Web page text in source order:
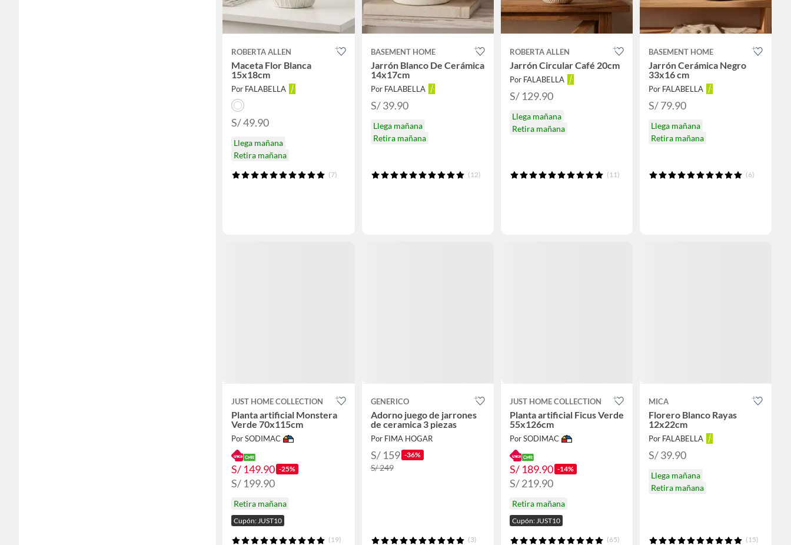
ROBERTA ALLEN
Maceta Flor Blanca
15x18cm
Por FALABELLA
S/ 49.90
Llega mañana
Retira mañana
(7)
BASEMENT HOME
Jarrón Blanco De Cerámica
14x17cm
Por FALABELLA
S/ 39.90
Llega mañana
Retira mañana
(12)
ROBERTA ALLEN
Jarrón Circular Café 20cm
Por FALABELLA
S/ 129.90
Llega mañana
Retira mañana
(11)
BASEMENT HOME
Jarrón Cerámica Negro
33x16 cm
Por FALABELLA
S/ 79.90
Llega mañana
Retira mañana
(6)
JUST HOME COLLECTION
Planta artificial Monstera
Verde 70x115cm
Por SODIMAC
S/ 149.90 -25%
S/ 199.90
Retira mañana
Cupón: JUST10
(19)
GENERICO
Adorno juego de jarrones
de ceramica 3 piezas
Por FIMA HOGAR
S/ 159 -36%
S/ 249
(3)
JUST HOME COLLECTION
Planta artificial Ficus Verde
55x126cm
Por SODIMAC
S/ 189.90 -14%
S/ 219.90
Retira mañana
Cupón: JUST10
(65)
MICA
Florero Blanco Rayas
12x22cm
Por FALABELLA
S/ 39.90
Llega mañana
Retira mañana
(15)